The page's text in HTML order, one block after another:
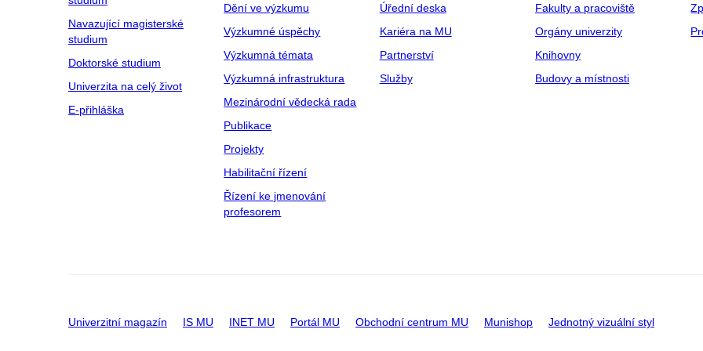
Navazující magisterské
studium
Doktorské studium
Univerzita na celý život
E-přihláška
Dění ve výzkumu
Výzkumné úspěchy
Výzkumná témata
Výzkumná infrastruktura
Mezinárodní vědecká rada
Publikace
Projekty
Habilitační řízení
Řízení ke jmenování
profesorem
Úřední deska
Kariéra na MU
Partnerství
Služby
Fakulty a pracoviště
Orgány univerzity
Knihovny
Budovy a místnosti
Univerzitní magazín IS MU INET MU Portál MU Obchodní centrum MU Munishop Jednotný vizuální styl